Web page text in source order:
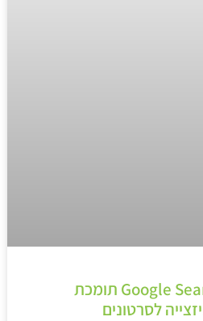
Google Search Console תומכת
לסרטונים